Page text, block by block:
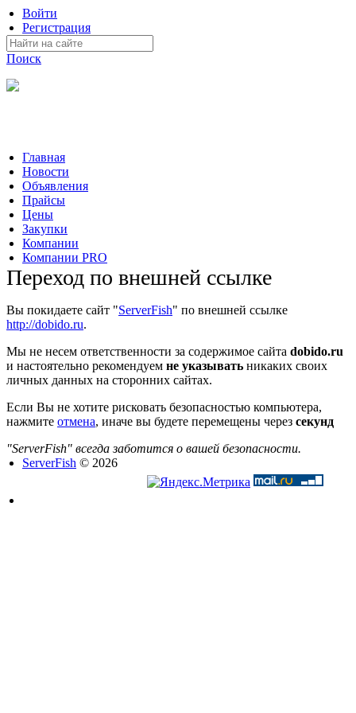
Войти
Регистрация
Поиск
Главная
Новости
Объявления
Прайсы
Цены
Закупки
Компании
Компании PRO
Переход по внешней ссылке
Вы покидаете сайт "ServerFish" по внешней ссылке
http://dobido.ru.
Мы не несем ответственности за содержимое сайта dobido.ru
и настоятельно рекомендуем не указывать никаких своих
личных данных на сторонних сайтах.
Если Вы не хотите рисковать безопасностью компьютера,
нажмите отмена, иначе вы будете перемещены через секунд
"ServerFish" всегда заботится о вашей безопасности.
ServerFish © 2026